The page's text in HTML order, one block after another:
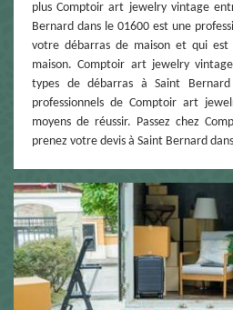
plus Comptoir art jewelry vintage
Bernard dans le 01600 est une
votre débarras de maison et qui
maison. Comptoir art jewelry
types de débarras à Saint
professionnels de Comptoir art
moyens de réussir. Passez chez
prenez votre devis à Saint Bernard